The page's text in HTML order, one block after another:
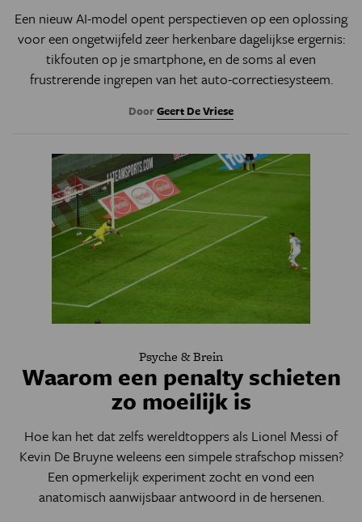
Een nieuw AI-model opent perspectieven op een oplossing
voor een ongetwijfeld zeer herkenbare dagelijkse ergernis:
tikfouten op je smartphone, en de soms al even
frustrerende ingrepen van het auto-correctiesysteem.
DoorGeert De Vriese
Psyche & Brein
Waarom een penalty schieten
zo moeilijk is
Hoe kan het dat zelfs wereldtoppers als Lionel Messi of
Kevin De Bruyne weleens een simpele strafschop missen?
Een opmerkelijk experiment zocht en vond een
anatomisch aanwijsbaar antwoord in de hersenen.